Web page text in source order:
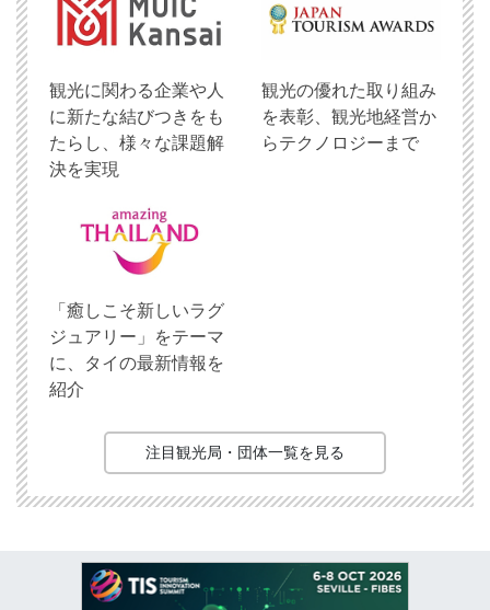
観光に関わる企業や人
に新たな結びつきをも
たらし、様々な課題解
決を実現
観光の優れた取り組み
を表彰、観光地経営か
らテクノロジーまで
「癒しこそ新しいラグ
ジュアリー」をテーマ
に、タイの最新情報を
紹介
注目観光局・団体一覧を見る